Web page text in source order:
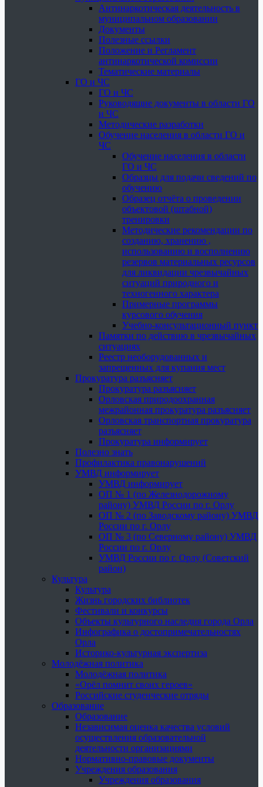
Антинаркотическая деятельность в
муниципальном образовании
Документы
Полезные ссылки
Положение и Регламент
антинаркотической комиссии
Тематические материалы
ГО и ЧС
ГО и ЧС
Руководящие документы в области ГО
и ЧС
Методические разработки
Обучение населения в области ГО и
ЧС
Обучение населения в области
ГО и ЧС
Образцы для подачи сведений по
обучению
Образец отчёта о проведении
объектовой (штабной)
тренировки
Методические рекомендации по
созданию, хранению ,
использованию и восполнению
резервов материальных ресурсов
для ликвидации чрезвычайных
ситуаций природного и
техногенного характера
Примерные программы
курсового обучения
Учебно-консультационный пункт
Памятки по действию в чрезвычайных
ситуациях
Реестр необорудованных и
запрещенных для купания мест
Прокуратура разъясняет
Прокуратура разъясняет
Орловская природоохранная
межрайонная прокуратура разъясняет
Орловская транспортная прокуратура
разъясняет
Прокуратура информирует
Полезно знать
Профилактика правонарушений
УМВД информирует
УМВД информирует
ОП № 1 (по Железнодорожному
району) УМВД России по г. Орлу
ОП № 2 (по Заводскому району) УМВД
России по г. Орлу
ОП № 3 (по Северному району) УМВД
России по г. Орлу
УМВД России по г. Орлу (Советский
район)
Культура
Культура
Жизнь городских библиотек
Фестивали и конкурсы
Объекты культурного наследия города Орла
Инфографика о достопримечательностях
Орла
Историко-культурная экспертиза
Молодёжная политика
Молодёжная политика
«Орёл помнит своих героев»
Российские студенческие отряды
Образование
Образование
Независимая оценка качества условий
осуществления образовательной
деятельности организациями
Нормативно-правовые документы
Учреждения образования
Учреждения образования